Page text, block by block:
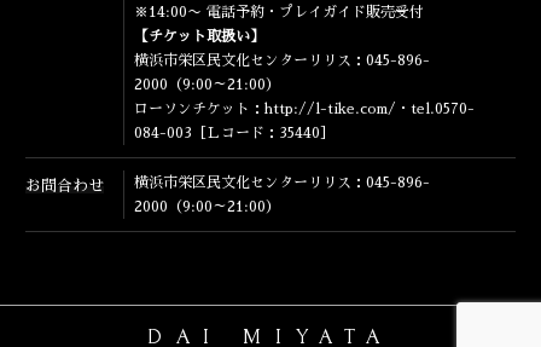
※14:00〜 電話予約・プレイガイド販売受付
【チケット取扱い】
横浜市栄区民文化センターリリス：045-896-
2000（9:00～21:00）
ローソンチケット：http://l-tike.com/ ・tel.0570-
084-003［Ｌコード：35440］
お問合わせ
横浜市栄区民文化センターリリス：045-896-
2000（9:00～21:00）
DAI MIYATA